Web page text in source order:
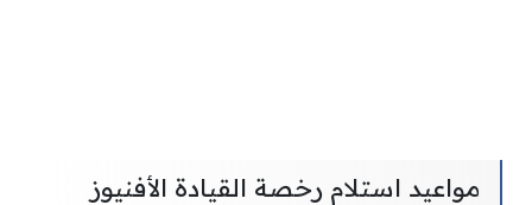
مواعيد استلام رخصة القيادة الأفنيوز